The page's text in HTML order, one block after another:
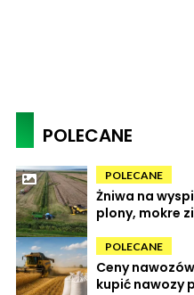
POLECANE
POLECANE
Żniwa na
plony, mokre
POLECANE
Ceny
kupić nawozy